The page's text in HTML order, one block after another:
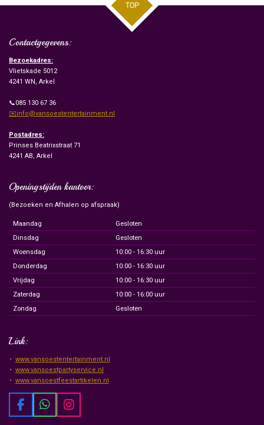
TOP
Contactgegevens:
Bezoekadres:
Vlietskade 5012
4241 WN, Arkel
📞085 130 67 36
✉️info@vansoestentertainment.nl
Postadres:
Prinses Beatrixstraat 71
4241 AB, Arkel
Openingstijden kantoor:
(Bezoeken en Afhalen op afspraak)
Maandag
Gesloten
Dinsdag
Gesloten
Woensdag
10:00 - 16:30 uur
Donderdag
10:00 - 16:30 uur
Vrijdag
10:00 - 16:30 uur
Zaterdag
10:00 - 16:00 uur
Zondag
Gesloten
Link:
www.vansoestentertainment.nl
www.vansoestpartyservice.nl
www.vansoestfeestartikelen.nl
F
a
W
h
I
n